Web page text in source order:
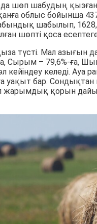
шөп шабудың
облыс бойынша
шабылып,
шөпті қоса
түсті. Мал азығын
Сырым – 79,6%-ға,
кейіндеу келеді.
уақыт бар. Сондықтан
қорын